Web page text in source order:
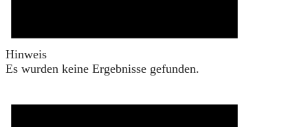
Hinweis
Es wurden keine Ergebnisse gefunden.